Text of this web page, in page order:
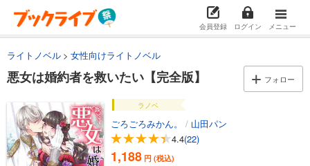
会員登録 ログイン メニュー
ライトノベル 女性向けライトノベル
悪女は婚約者を救いたい【完全版】 フォロー
ラノベ
ごろごろみかん。 / 山田パン
4.4(22)
1,188 円 (税込)